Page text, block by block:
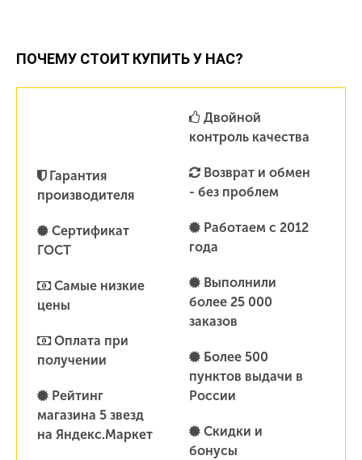
ПОЧЕМУ СТОИТ КУПИТЬ У НАС?
Гарантия
производителя
Сертификат
ГОСТ
Самые низкие
цены
Оплата при
получении
Рейтинг
магазина 5 звезд
на Яндекс.Маркет
Двойной
контроль качества
Возврат и обмен
- без проблем
Работаем с 2012
года
Выполнили
более 25 000
заказов
Более 500
пунктов выдачи в
России
Скидки и
бонусы